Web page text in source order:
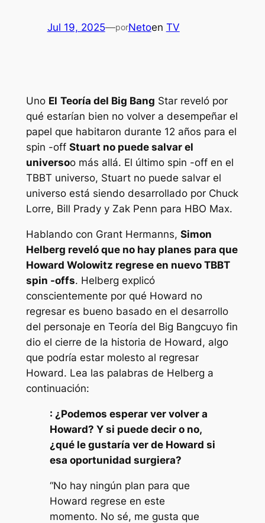
Jul 19, 2025—porNetoen TV
Uno El Teoría del Big Bang Star reveló por
qué estarían bien no volver a desempeñar el
papel que habitaron durante 12 años para el
spin -off Stuart no puede salvar el
universoo más allá. El último spin -off en el
TBBT universo, Stuart no puede salvar el
universoestá siendo desarrollado por Chuck
Lorre, Bill Prady y Zak Penn para HBO Max.
Hablando con Grant Hermanns, Simon
Helberg reveló que no hay planes para que
Howard Wolowitz regrese en nuevo TBBT
spin -offs. Helberg explicó
conscientemente por qué Howard no
regresar es bueno basado en el desarrollo
del personaje en Teoría del Big Bangcuyo fin
dio el cierre de la historia de Howard, algo
que podría estar molesto al regresar
Howard. Lea las palabras de Helberg a
continuación:
: ¿Podemos esperar ver volver a
Howard? Y si puede decir o no,
¿qué le gustaría ver de Howard si
esa oportunidad surgiera?
“No hay ningún plan para que
Howard regrese en este
momento. No sé, me gusta que